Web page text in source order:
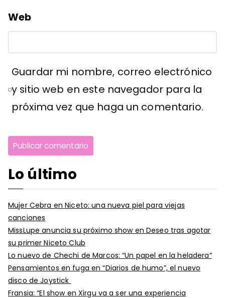
Web
Guardar mi nombre, correo electrónico
y sitio web en este navegador para la
próxima vez que haga un comentario.
Lo último
Mujer Cebra en Niceto: una nueva piel para viejas
canciones
MissLupe anuncia su próximo show en Deseo tras agotar
su primer Niceto Club
Lo nuevo de Chechi de Marcos: “Un papel en la heladera”
Pensamientos en fuga en “Diarios de humo”, el nuevo
disco de Joystick
Fransia: “El show en Xirgu va a ser una experiencia